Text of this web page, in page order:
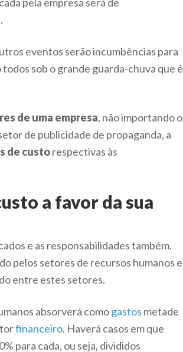
eventos serão incumbências para
sob o grande guarda-chuva que é
de uma empresa, não importando o
de publicidade de propaganda, a
de custorespectivas às
a favor da sua
e as responsabilidades também.
pelos setores de recursos humanos e
entre estes setores.
absorverá comogastos metade
financeiro. Haverá casos em que
para cada, ou seja, divididos